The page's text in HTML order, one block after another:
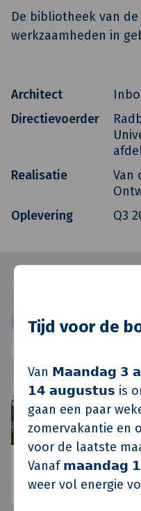
Tijd voor de
Van 𝗠𝗮𝗮𝗻𝗱𝗮𝗴 𝟯
𝟭𝟰 𝗮𝘂𝗴𝘂𝘀𝘁𝘂𝘀 is
gaan een paar
zomervakantie en
voor de laatste
Vanaf 𝗺𝗮𝗮𝗻𝗱𝗮𝗴
weer vol energie
De bibliotheek van
werkzaamheden in
Architect
Inbo
Directievoerder
Realisatie
Van
Oplevering
Q3
Koninko, Polen
Posen, Polen•